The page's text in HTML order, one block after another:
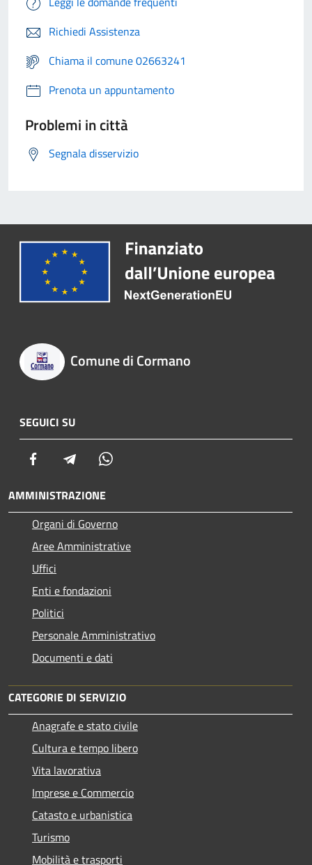
Richiedi Assistenza
Chiama il comune 02663241
Prenota un appuntamento
Problemi in città
Segnala disservizio
Comune di Cormano
SEGUICI SU
Facebook Telegram
AMMINISTRAZIONE
Organi di Governo
Aree Amministrative
Uffici
Enti e fondazioni
Politici
Personale Amministrativo
Documenti e dati
CATEGORIE DI SERVIZIO
Anagrafe e stato civile
Cultura e tempo libero
Vita lavorativa
Imprese e Commercio
Catasto e urbanistica
Turismo
Mobilità e trasporti